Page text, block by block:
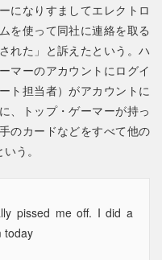
になりすましてエレクトロ
を使って同社に連絡を取る
れた」と訴えたという。ハ
マーのアカウントにログイ
ト担当者）がアカウントに
、トップ・ゲーマーが持っ
のカードなどをすべて他の
う。
pissed me off. I did a
today